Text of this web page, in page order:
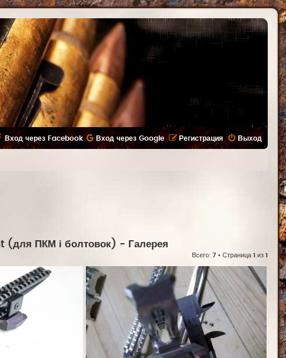
Выход
Регистрация
Вход через Facebook Вход через Google
(для ПКМ і болтовок) - Галерея
Всего: 7 • Страница 1 из 1